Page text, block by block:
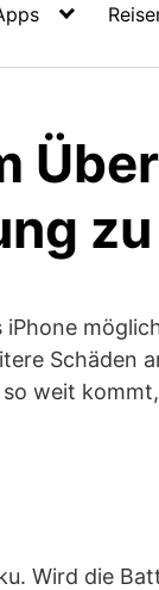
Schäden
weit
Wird die